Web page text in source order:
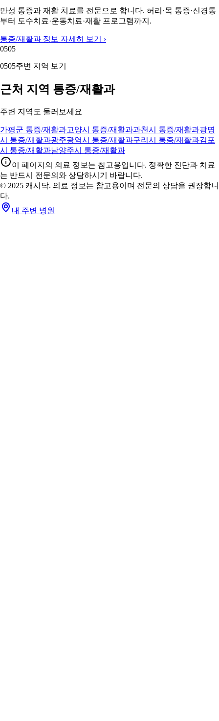
만성 통증과 재활 치료를 전문으로 합니다. 허리·목 통증·신경통
부터 도수치료·운동치료·재활 프로그램까지.
통증/재활과 정보 자세히 보기 ›
0505
0505주변 지역 보기
근처 지역 통증/재활과
주변 지역도 둘러보세요
가평군 통증/재활과고양시 통증/재활과과천시 통증/재활과광명
시 통증/재활과광주광역시 통증/재활과구리시 통증/재활과김포
시 통증/재활과남양주시 통증/재활과
이 페이지의 의료 정보는 참고용입니다. 정확한 진단과 치료
는 반드시 전문의와 상담하시기 바랍니다.
© 2025 캐시닥. 의료 정보는 참고용이며 전문의 상담을 권장합니
다.
내 주변 병원